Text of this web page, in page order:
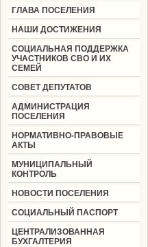
ГЛАВА ПОСЕЛЕНИЯ
НАШИ ДОСТИЖЕНИЯ
СОЦИАЛЬНАЯ ПОДДЕРЖКА
УЧАСТНИКОВ СВО И ИХ
СЕМЕЙ
СОВЕТ ДЕПУТАТОВ
АДМИНИСТРАЦИЯ
ПОСЕЛЕНИЯ
НОРМАТИВНО-ПРАВОВЫЕ
АКТЫ
МУНИЦИПАЛЬНЫЙ
КОНТРОЛЬ
НОВОСТИ ПОСЕЛЕНИЯ
СОЦИАЛЬНЫЙ ПАСПОРТ
ЦЕНТРАЛИЗОВАННАЯ
БУХГАЛТЕРИЯ